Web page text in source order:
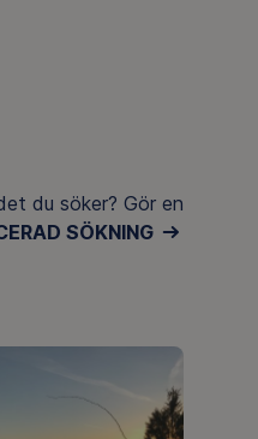
du söker? Gör en
SÖKNING